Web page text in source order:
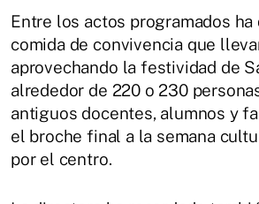
Entre los actos programados ha
comida de convivencia que
aprovechando la festividad de
alrededor de 220 o 230
antiguos docentes, alumnos y
el broche final a la semana
por el centro.